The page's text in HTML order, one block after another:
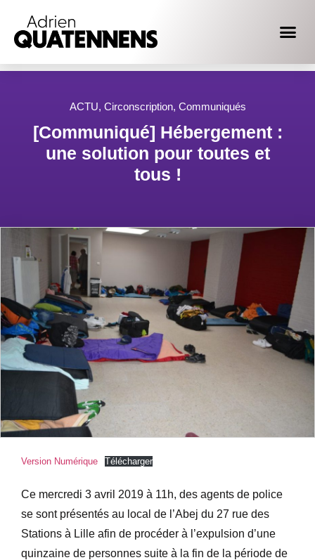
ACTU, Circonscription, Communiqués
[Communiqué] Hébergement :
une solution pour toutes et
tous !
Version Numérique Télécharger
Ce mercredi 3 avril 2019 à 11h, des agents de police
se sont présentés au local de l’Abej du 27 rue des
Stations à Lille afin de procéder à l’expulsion d’une
quinzaine de personnes suite à la fin de la période de